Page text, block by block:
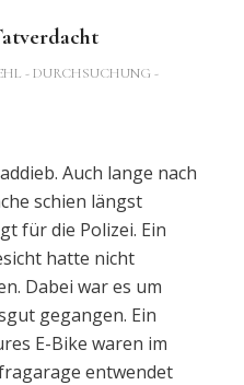
- DURCHSUCHUNG -
Auch lange nach
schien längst
für die Polizei. Ein
hatte nicht
Dabei war es um
gegangen. Ein
E-Bike waren im
entwendet